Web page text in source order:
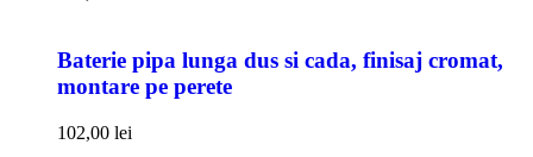
Baterie pipa lunga dus si cada, finisaj cromat,
montare pe perete
102,00 lei